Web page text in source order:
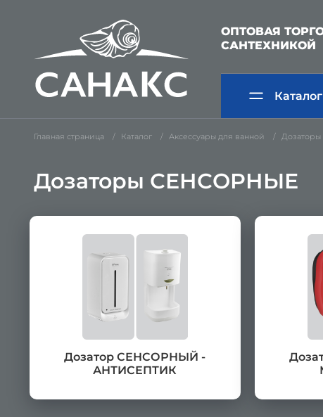
ОПТОВАЯ
САНТЕХНИКОЙ
Каталог
Главная страница Каталог Аксессуары для ванной
Дозаторы СЕНСОРНЫЕ
Дозатор СЕНСОРНЫЙ -
АНТИСЕПТИК